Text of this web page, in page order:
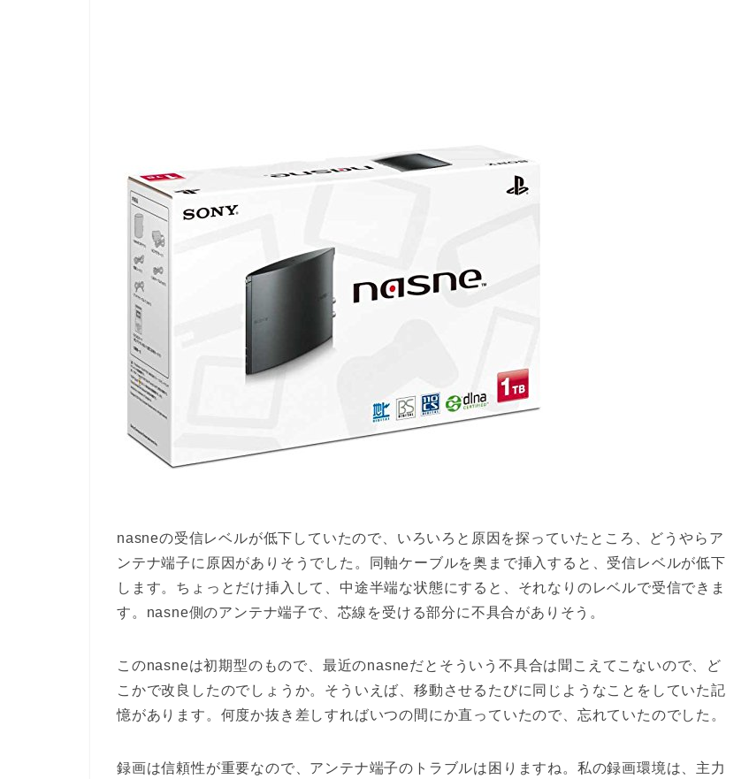
nasneの受信レベルが低下していたので、いろいろと原因を探っていたところ、どうやらア
ンテナ端子に原因がありそうでした。同軸ケーブルを奥まで挿入すると、受信レベルが低下
します。ちょっとだけ挿入して、中途半端な状態にすると、それなりのレベルで受信できま
す。nasne側のアンテナ端子で、芯線を受ける部分に不具合がありそう。
このnasneは初期型のもので、最近のnasneだとそういう不具合は聞こえてこないので、ど
こかで改良したのでしょうか。そういえば、移動させるたびに同じようなことをしていた記
憶があります。何度か抜き差しすればいつの間にか直っていたので、忘れていたのでした。
録画は信頼性が重要なので、アンテナ端子のトラブルは困りますね。私の録画環境は、主力